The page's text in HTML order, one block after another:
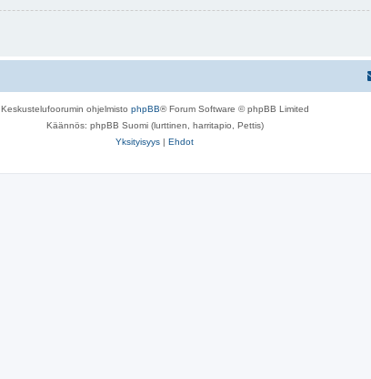
Keskustelufoorumin ohjelmisto phpBB® Forum Software © phpBB Limited
Käännös: phpBB Suomi (lurttinen, harritapio, Pettis)
Yksityisyys | Ehdot